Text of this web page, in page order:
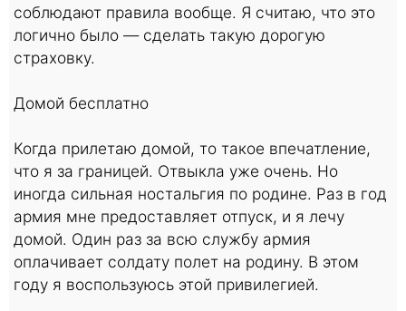
соблюдают правила вообще. Я считаю, что это
логично было — сделать такую дорогую
страховку.
Домой бесплатно
Когда прилетаю домой, то такое впечатление,
что я за границей. Отвыкла уже очень. Но
иногда сильная ностальгия по родине. Раз в год
армия мне предоставляет отпуск, и я лечу
домой. Один раз за всю службу армия
оплачивает солдату полет на родину. В этом
году я воспользуюсь этой привилегией.